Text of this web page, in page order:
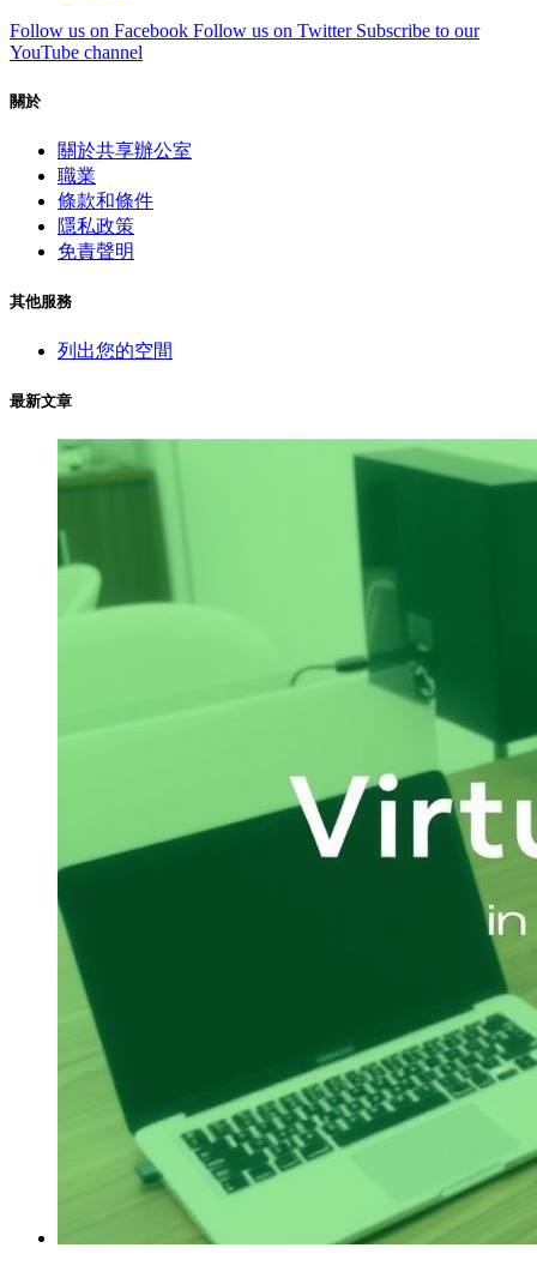
Follow us on Facebook Follow us on Twitter Subscribe to our
YouTube channel
關於
關於共享辦公室
職業
條款和條件
隱私政策
免責聲明
其他服務
列出您的空間
最新文章